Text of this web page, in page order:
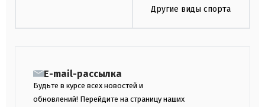
Другие виды спорта
E-mail-рассылка
Будьте в курсе всех новостей и
обновлений! Перейдите на страницу наших